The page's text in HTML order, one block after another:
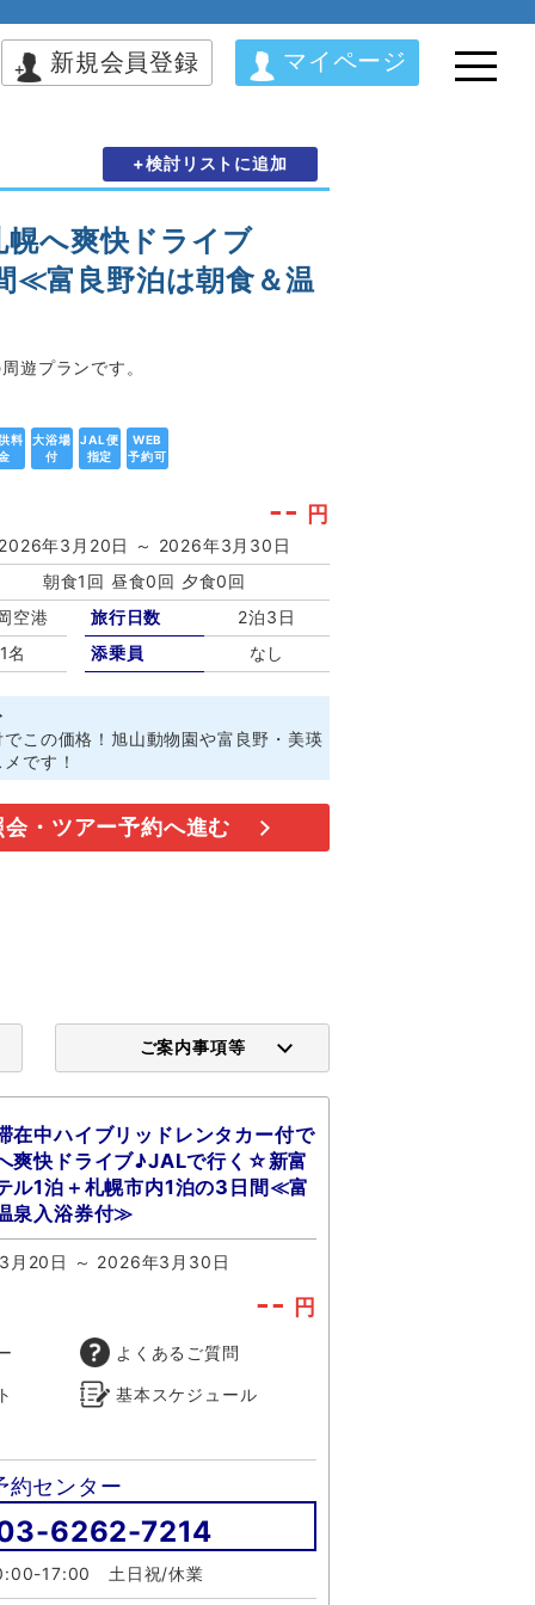
新規会員登録 マイページ
+検討リストに追加
幌へ爽快ドライブ
≪富良野泊は朝食＆温
遊プランです。
料
大浴場
付
JAL便
指定
WEB
予約可
-- 円
2026年3月20日 ～ 2026年3月30日
朝食1回 昼食0回 夕食0回
空港
1名
旅行日数
2泊3日
添乗員
なし
この価格！旭山動物園や富良野・美瑛
です！
会・ツアー予約へ進む
ご案内事項等
在中ハイブリッドレンタカー付で
爽快ドライブ♪JALで行く☆新富
ル1泊＋札幌市内1泊の3日間≪富
泉入浴券付≫
月20日 ～ 2026年3月30日
-- 円
よくあるご質問
基本スケジュール
約センター
6262-7214
17:00 土日祝/休業